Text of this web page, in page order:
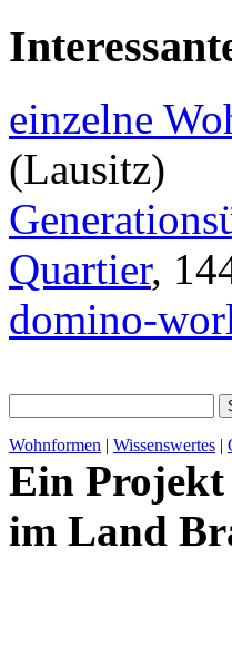
einzelne
(Lausitz)
Quartier,
domino-
Wohnformen | Wissenswertes |
Ein Projekt
im Land